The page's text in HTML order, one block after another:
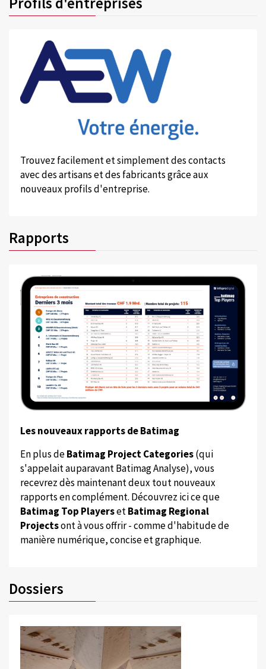
Trouvez facilement et simplement des contacts
avec des artisans et des fabricants grâce aux
nouveaux profils d'entreprise.
Rapports
Les nouveaux rapports de Batimag
En plus deBatimag Project Categories(qui
s'appelait auparavant Batimag Analyse), vous
recevrez dès maintenant deux tout nouveaux
rapports en complément. Découvrez ici ce que
Batimag Top PlayersetBatimag Regional
Projectsont à vous offrir - comme d'habitude de
manière numérique, concise et graphique.
Dossiers